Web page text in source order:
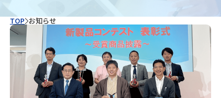
TOP お知らせ